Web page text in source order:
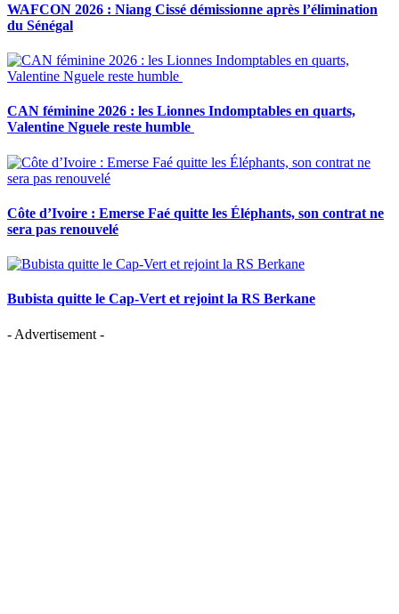
WAFCON 2026 : Niang Cissé démissionne après l’élimination
du Sénégal
CAN féminine 2026 : les Lionnes Indomptables en quarts,
Valentine Nguele reste humble
Côte d’Ivoire : Emerse Faé quitte les Éléphants, son contrat ne
sera pas renouvelé
Bubista quitte le Cap-Vert et rejoint la RS Berkane
- Advertisement -